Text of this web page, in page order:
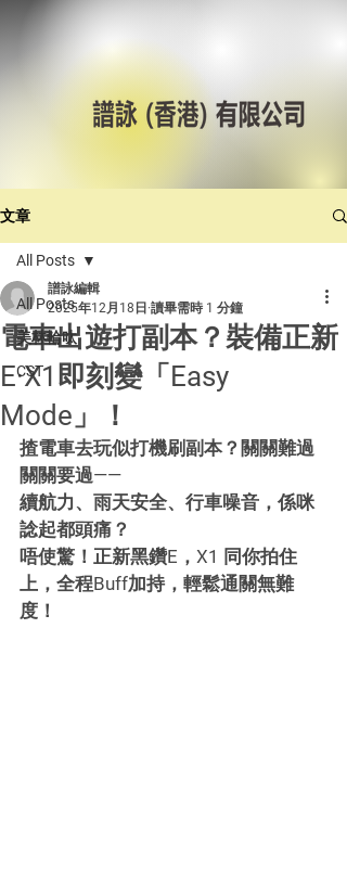
文章
All Posts
美林輪呔
CST
All Posts
電車出遊打副本？裝備正新
E·X1即刻變「Easy
Mode」！
譜詠編輯
2025年12月18日 讀畢需時 1 分鐘
揸電車去玩似打機刷副本？關關難過
關關要過——
續航力、雨天安全、行車噪音，係咪
諗起都頭痛？
唔使驚！正新黑鑽E，X1 同你拍住
上，全程Buff加持，輕鬆通關無難
度！